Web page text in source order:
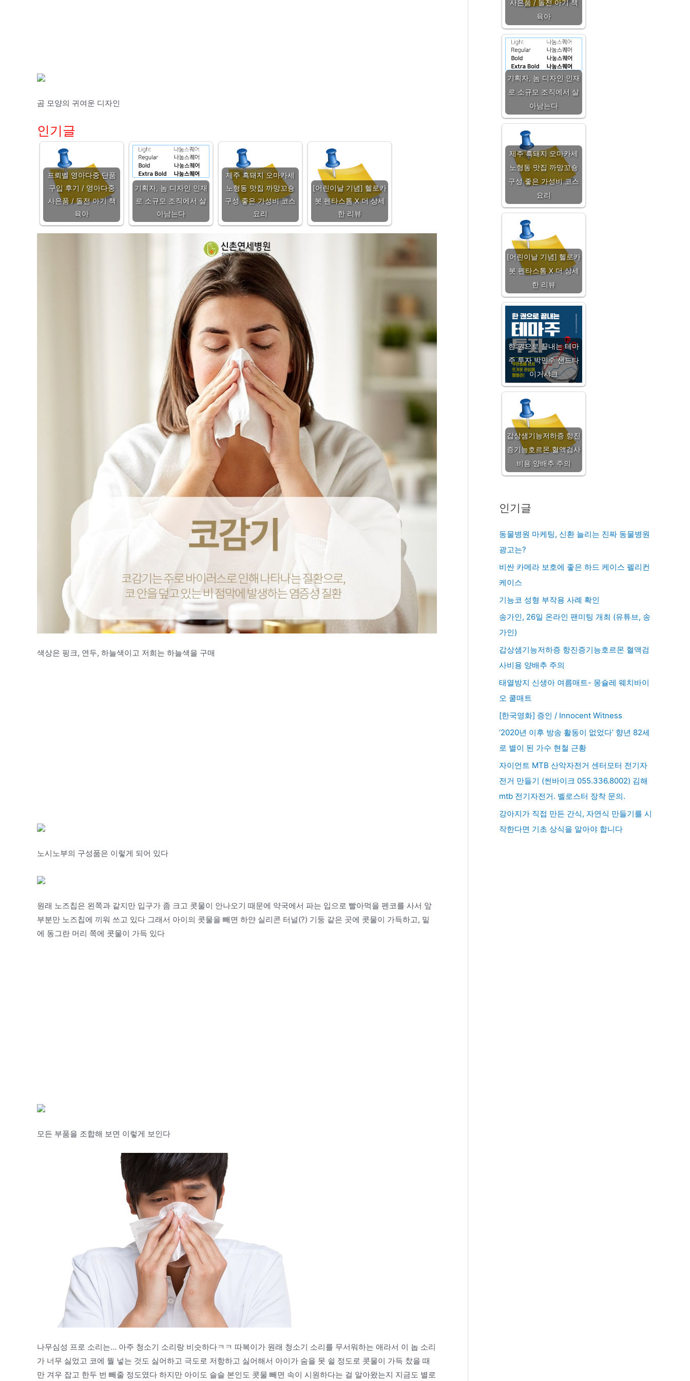
곰 모양의 귀여운 디자인
인기글
프뢰벨 영아다중 단품
구입 후기 / 영아다중
사은품 / 돌전 아기 책
육아
기획자, 놈 디자인 인재
로 소규모 조직에서 살
아남는다
제주 흑돼지 오마카세
노형동 맛집 까망꼬숑
구성 좋은 가성비 코스
요리
[어린이날 기념] 헬로카
봇 펜타스톰 X 더 상세
한 리뷰
색상은 핑크, 연두, 하늘색이고 저희는 하늘색을 구매
노시노부의 구성품은 이렇게 되어 있다
원래 노즈칩은 왼쪽과 같지만 입구가 좀 크고 콧물이 안나오기 때문에 약국에서 파는 입으로 빨아먹을 펜코를 사서 앞
부분만 노즈칩에 끼워 쓰고 있다 그래서 아이의 콧물을 빼면 하얀 실리콘 터널(?) 기둥 같은 곳에 콧물이 가득하고, 밑
에 동그란 머리 쪽에 콧물이 가득 있다
모든 부품을 조합해 보면 이렇게 보인다
나무심성 프로 소리는… 아주 청소기 소리랑 비슷하다ㅋㅋ 따복이가 원래 청소기 소리를 무서워하는 애라서 이 놉 소리
가 너무 싫었고 코에 뭘 넣는 것도 싫어하고 극도로 저항하고 싫어해서 아이가 숨을 못 쉴 정도로 콧물이 가득 찼을 때
만 겨우 잡고 한두 번 빼줄 정도였다 하지만 아이도 슬슬 본인도 콧물 빼면 속이 시원하다는 걸 알아왔는지 지금도 별로
사은품 / 돌전 아기 책
육아
기획자, 놈 디자인 인재
로 소규모 조직에서 살
아남는다
제주 흑돼지 오마카세
노형동 맛집 까망꼬숑
구성 좋은 가성비 코스
요리
[어린이날 기념] 헬로카
봇 펜타스톰 X 더 상세
한 리뷰
한 권으로 끝내는 테마
주 투자 박민수 샌드타
이거샤크
갑상샘기능저하증 항진
증기능호르몬 혈액검사
비용 양배추 주의
인기글
동물병원 마케팅, 신환 늘리는 진짜 동물병원
광고는?
비싼 카메라 보호에 좋은 하드 케이스 펠리컨
케이스
기능코 성형 부작용 사례 확인
송가인, 26일 온라인 팬미팅 개최 (유튜브, 송
가인)
갑상샘기능저하증 항진증기능호르몬 혈액검
사비용 양배추 주의
태열방지 신생아 여름매트- 몽슐레 웨치바이
오 쿨매트
[한국영화] 증인 / Innocent Witness
‘2020년 이후 방송 활동이 없었다’ 향년 82세
로 별이 된 가수 현철 근황
자이언트 MTB 산악자전거 센터모터 전기자
전거 만들기 (썬바이크 055.336.8002) 김해
mtb 전기자전거. 벨로스터 장착 문의.
강아지가 직접 만든 간식, 자연식 만들기를 시
작한다면 기초 상식을 알아야 합니다